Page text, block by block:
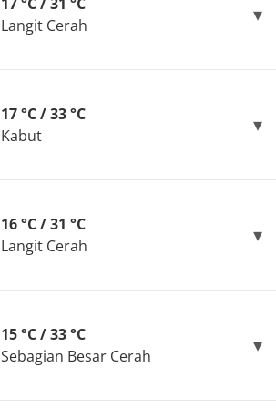
Langit Cerah
17 °C / 33 °C
Kabut
16 °C / 31 °C
Langit Cerah
15 °C / 33 °C
Sebagian Besar Cerah